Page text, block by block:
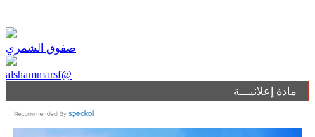
صفوق الشمري
alshammarsf@
مادة إعلانيـــة